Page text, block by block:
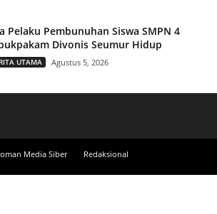
Pelaku Pembunuhan Siswa SMPN 4
Divonis Seumur Hidup
UTAMA Agustus 5, 2026
Media Siber Redaksional